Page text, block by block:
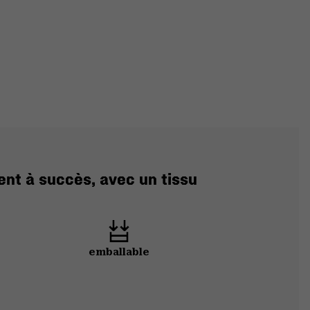
à succès, avec un tissu
emballable